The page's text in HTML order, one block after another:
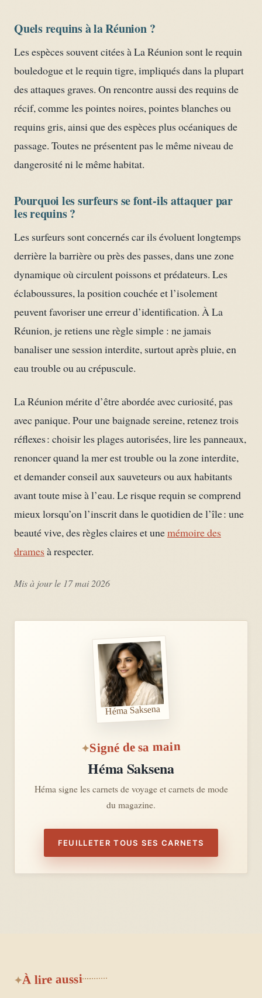
Quels requins à la Réunion ?
Les espèces souvent citées à La Réunion sont le requin
bouledogue et le requin tigre, impliqués dans la plupart
des attaques graves. On rencontre aussi des requins de
récif, comme les pointes noires, pointes blanches ou
requins gris, ainsi que des espèces plus océaniques de
passage. Toutes ne présentent pas le même niveau de
dangerosité ni le même habitat.
Pourquoi les surfeurs se font-ils attaquer par
les requins ?
Les surfeurs sont concernés car ils évoluent longtemps
derrière la barrière ou près des passes, dans une zone
dynamique où circulent poissons et prédateurs. Les
éclaboussures, la position couchée et l’isolement
peuvent favoriser une erreur d’identification. À La
Réunion, je retiens une règle simple : ne jamais
banaliser une session interdite, surtout après pluie, en
eau trouble ou au crépuscule.
La Réunion mérite d’être abordée avec curiosité, pas
avec panique. Pour une baignade sereine, retenez trois
réflexes : choisir les plages autorisées, lire les panneaux,
renoncer quand la mer est trouble ou la zone interdite,
et demander conseil aux sauveteurs ou aux habitants
avant toute mise à l’eau. Le risque requin se comprend
mieux lorsqu’on l’inscrit dans le quotidien de l’île : une
beauté vive, des règles claires et unemémoire des
drames à respecter.
Mis à jour le 17 mai 2026
Héma Saksena
Signé de sa main
Héma Saksena
Héma signe les carnets de voyage et carnets de mode
du magazine.
FEUILLETER TOUS SES CARNETS
À lire aussi